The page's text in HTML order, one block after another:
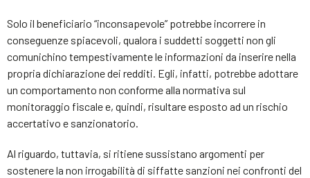
Solo il beneficiario “inconsapevole” potrebbe incorrere in
conseguenze spiacevoli, qualora i suddetti soggetti non gli
comunichino tempestivamente le informazioni da inserire nella
propria dichiarazione dei redditi. Egli, infatti, potrebbe adottare
un comportamento non conforme alla normativa sul
monitoraggio fiscale e, quindi, risultare esposto ad un rischio
accertativo e sanzionatorio.
Al riguardo, tuttavia, si ritiene sussistano argomenti per
sostenere la non irrogabilità di siffatte sanzioni nei confronti del